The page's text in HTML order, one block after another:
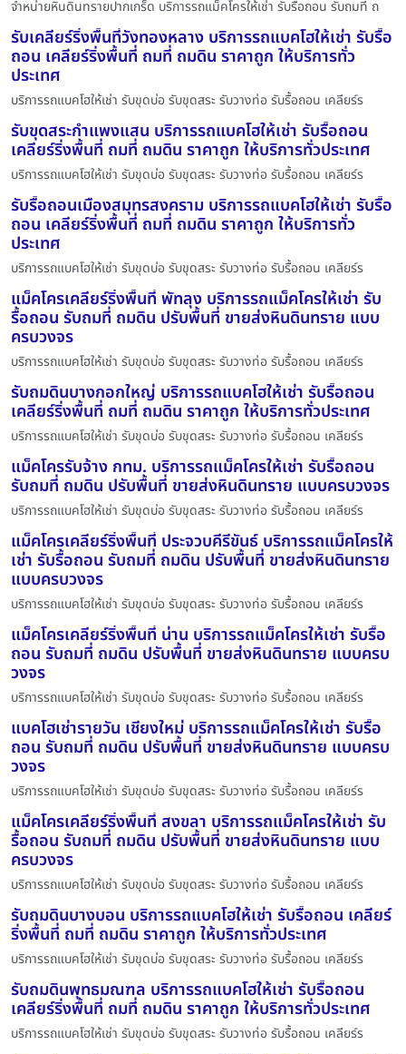
จำหน่ายหินดินทรายปากเกร็ด บริการรถแม็คโครให้เช่า รับรื้อถอน รับถมที่ ถ
รับเคลียร์ริ่งพื้นที่วังทองหลาง บริการรถแบคโฮให้เช่า รับรื้อ
ถอน เคลียร์ริ่งพื้นที่ ถมที่ ถมดิน ราคาถูก ให้บริการทั่ว
ประเทศ
บริการรถแบคโฮให้เช่า รับขุดบ่อ รับขุดสระ รับวางท่อ รับรื้อถอน เคลียร์ร
รับขุดสระกำแพงแสน บริการรถแบคโฮให้เช่า รับรื้อถอน
เคลียร์ริ่งพื้นที่ ถมที่ ถมดิน ราคาถูก ให้บริการทั่วประเทศ
บริการรถแบคโฮให้เช่า รับขุดบ่อ รับขุดสระ รับวางท่อ รับรื้อถอน เคลียร์ร
รับรื้อถอนเมืองสมุทรสงคราม บริการรถแบคโฮให้เช่า รับรื้อ
ถอน เคลียร์ริ่งพื้นที่ ถมที่ ถมดิน ราคาถูก ให้บริการทั่ว
ประเทศ
บริการรถแบคโฮให้เช่า รับขุดบ่อ รับขุดสระ รับวางท่อ รับรื้อถอน เคลียร์ร
แม็คโครเคลียร์ริ่งพื้นที่ พัทลุง บริการรถแม็คโครให้เช่า รับ
รื้อถอน รับถมที่ ถมดิน ปรับพื้นที่ ขายส่งหินดินทราย แบบ
ครบวงจร
บริการรถแบคโฮให้เช่า รับขุดบ่อ รับขุดสระ รับวางท่อ รับรื้อถอน เคลียร์ร
รับถมดินบางกอกใหญ่ บริการรถแบคโฮให้เช่า รับรื้อถอน
เคลียร์ริ่งพื้นที่ ถมที่ ถมดิน ราคาถูก ให้บริการทั่วประเทศ
บริการรถแบคโฮให้เช่า รับขุดบ่อ รับขุดสระ รับวางท่อ รับรื้อถอน เคลียร์ร
แม็คโครรับจ้าง กทม. บริการรถแม็คโครให้เช่า รับรื้อถอน
รับถมที่ ถมดิน ปรับพื้นที่ ขายส่งหินดินทราย แบบครบวงจร
บริการรถแบคโฮให้เช่า รับขุดบ่อ รับขุดสระ รับวางท่อ รับรื้อถอน เคลียร์ร
แม็คโครเคลียร์ริ่งพื้นที่ ประจวบคีรีขันธ์ บริการรถแม็คโครให้
เช่า รับรื้อถอน รับถมที่ ถมดิน ปรับพื้นที่ ขายส่งหินดินทราย
แบบครบวงจร
บริการรถแบคโฮให้เช่า รับขุดบ่อ รับขุดสระ รับวางท่อ รับรื้อถอน เคลียร์ร
แม็คโครเคลียร์ริ่งพื้นที่ น่าน บริการรถแม็คโครให้เช่า รับรื้อ
ถอน รับถมที่ ถมดิน ปรับพื้นที่ ขายส่งหินดินทราย แบบครบ
วงจร
บริการรถแบคโฮให้เช่า รับขุดบ่อ รับขุดสระ รับวางท่อ รับรื้อถอน เคลียร์ร
แบคโฮเช่ารายวัน เชียงใหม่ บริการรถแม็คโครให้เช่า รับรื้อ
ถอน รับถมที่ ถมดิน ปรับพื้นที่ ขายส่งหินดินทราย แบบครบ
วงจร
บริการรถแบคโฮให้เช่า รับขุดบ่อ รับขุดสระ รับวางท่อ รับรื้อถอน เคลียร์ร
แม็คโครเคลียร์ริ่งพื้นที่ สงขลา บริการรถแม็คโครให้เช่า รับ
รื้อถอน รับถมที่ ถมดิน ปรับพื้นที่ ขายส่งหินดินทราย แบบ
ครบวงจร
บริการรถแบคโฮให้เช่า รับขุดบ่อ รับขุดสระ รับวางท่อ รับรื้อถอน เคลียร์ร
รับถมดินบางบอน บริการรถแบคโฮให้เช่า รับรื้อถอน เคลียร์
ริ่งพื้นที่ ถมที่ ถมดิน ราคาถูก ให้บริการทั่วประเทศ
บริการรถแบคโฮให้เช่า รับขุดบ่อ รับขุดสระ รับวางท่อ รับรื้อถอน เคลียร์ร
รับถมดินพุทธมณฑล บริการรถแบคโฮให้เช่า รับรื้อถอน
เคลียร์ริ่งพื้นที่ ถมที่ ถมดิน ราคาถูก ให้บริการทั่วประเทศ
บริการรถแบคโฮให้เช่า รับขุดบ่อ รับขุดสระ รับวางท่อ รับรื้อถอน เคลียร์ร